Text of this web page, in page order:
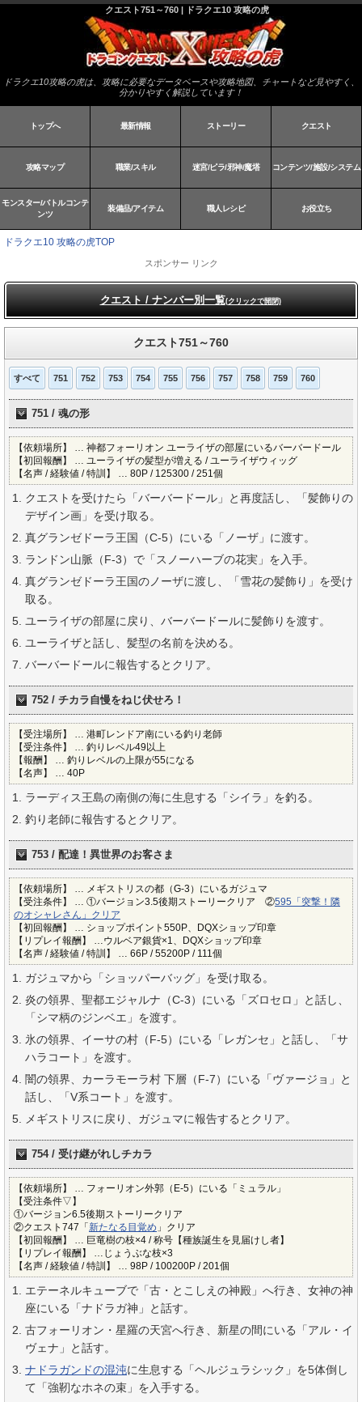
クエスト751～760 | ドラクエ10 攻略の虎
ドラクエ10攻略の虎は、攻略に必要なデータベースや攻略地図、チャートなど見やすく、
分かりやすく解説しています！
トップへ 最新情報 ストーリー クエスト
攻略マップ 職業/スキル 迷宮/ピラ/邪神/魔塔 コンテンツ/施設/システム
モンスター/バトルコンテ
ンツ
装備品/アイテム 職人レシピ お役立ち
ドラクエ10 攻略の虎TOP
スポンサー リンク
クエスト / ナンバー別一覧(クリックで開閉)
クエスト751～760
すべて 751 752 753 754 755 756 757 758 759 760
751 / 魂の形
【依頼場所】 … 神都フォーリオン ユーライザの部屋にいるバーバードール
【初回報酬】 … ユーライザの髪型が増える / ユーライザウィッグ
【名声 / 経験値 / 特訓】 … 80P / 125300 / 251個
クエストを受けたら「バーバードール」と再度話し、「髪飾りの
デザイン画」を受け取る。
真グランゼドーラ王国（C-5）にいる「ノーザ」に渡す。
ランドン山脈（F-3）で「スノーハーブの花実」を入手。
真グランゼドーラ王国のノーザに渡し、「雪花の髪飾り」を受け
取る。
ユーライザの部屋に戻り、バーバードールに髪飾りを渡す。
ユーライザと話し、髪型の名前を決める。
バーバードールに報告するとクリア。
752 / チカラ自慢をねじ伏せろ！
【受注場所】 … 港町レンドア南にいる釣り老師
【受注条件】 … 釣りレベル49以上
【報酬】 … 釣りレベルの上限が55になる
【名声】 … 40P
ラーディス王島の南側の海に生息する「シイラ」を釣る。
釣り老師に報告するとクリア。
753 / 配達！異世界のお客さま
【依頼場所】 … メギストリスの都（G-3）にいるガジュマ
【受注条件】 … ①バージョン3.5後期ストーリークリア ②595「突撃！隣
のオシャレさん」クリア
【初回報酬】 … ショップポイント550P、DQXショップ印章
【リプレイ報酬】 …ウルベア銀貨×1、DQXショップ印章
【名声 / 経験値 / 特訓】 … 66P / 55200P / 111個
ガジュマから「ショッパーバッグ」を受け取る。
炎の領界、聖都エジャルナ（C-3）にいる「ズロセロ」と話し、
「シマ柄のジンベエ」を渡す。
氷の領界、イーサの村（F-5）にいる「レガンセ」と話し、「サ
ハラコート」を渡す。
闇の領界、カーラモーラ村 下層（F-7）にいる「ヴァージョ」と
話し、「V系コート」を渡す。
メギストリスに戻り、ガジュマに報告するとクリア。
754 / 受け継がれしチカラ
【依頼場所】 … フォーリオン外郭（E-5）にいる「ミュラル」
【受注条件▽】
①バージョン6.5後期ストーリークリア
②クエスト747「 新たなる目覚め 」クリア
【初回報酬】 … 巨竜樹の枝×4 / 称号【種族誕生を見届けし者】
【リプレイ報酬】 …じょうぶな枝×3
【名声 / 経験値 / 特訓】 … 98P / 100200P / 201個
エテーネルキューブで「古・とこしえの神殿」へ行き、女神の神
座にいる「ナドラガ神」と話す。
古フォーリオン・星羅の天宮へ行き、新星の間にいる「アル・イ
ヴェナ」と話す。
ナドラガンドの混沌に生息する「ヘルジュラシック」を5体倒し
て「強靭なホネの束」を入手する。